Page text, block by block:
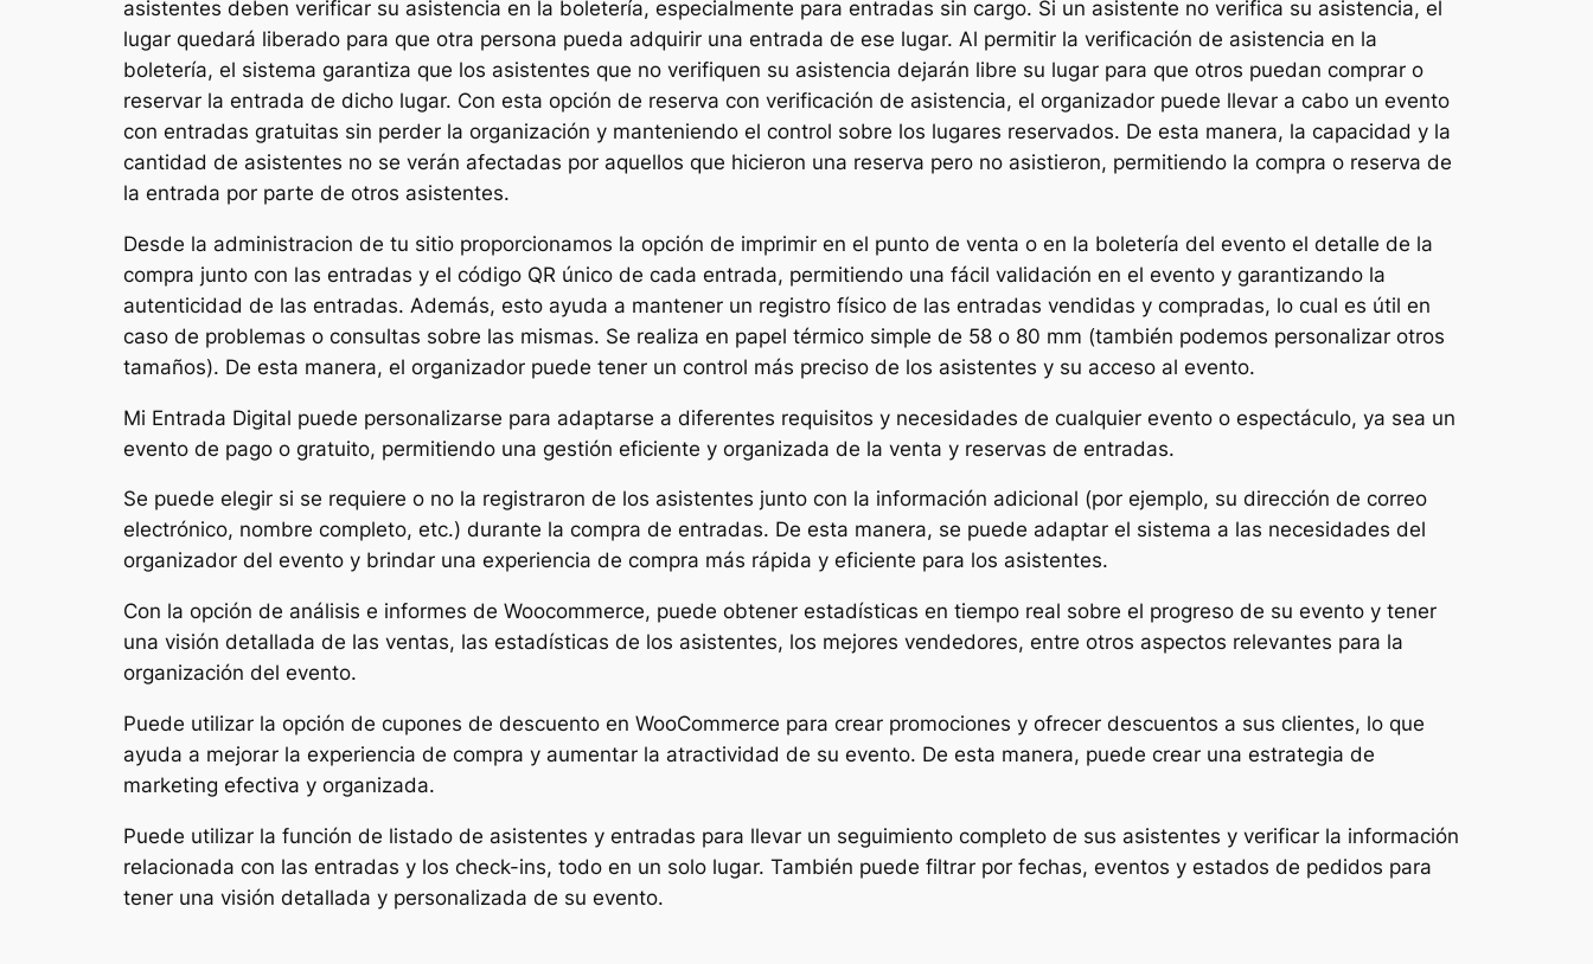
asistentes deben verificar su asistencia en la boletería, especialmente para entradas sin cargo. Si un asistente no verifica su asistencia, el
lugar quedará liberado para que otra persona pueda adquirir una entrada de ese lugar. Al permitir la verificación de asistencia en la
boletería, el sistema garantiza que los asistentes que no verifiquen su asistencia dejarán libre su lugar para que otros puedan comprar o
reservar la entrada de dicho lugar. Con esta opción de reserva con verificación de asistencia, el organizador puede llevar a cabo un evento
con entradas gratuitas sin perder la organización y manteniendo el control sobre los lugares reservados. De esta manera, la capacidad y la
cantidad de asistentes no se verán afectadas por aquellos que hicieron una reserva pero no asistieron, permitiendo la compra o reserva de
la entrada por parte de otros asistentes.
Desde la administracion de tu sitio proporcionamos la opción de imprimir en el punto de venta o en la boletería del evento el detalle de la
compra junto con las entradas y el código QR único de cada entrada, permitiendo una fácil validación en el evento y garantizando la
autenticidad de las entradas. Además, esto ayuda a mantener un registro físico de las entradas vendidas y compradas, lo cual es útil en
caso de problemas o consultas sobre las mismas. Se realiza en papel térmico simple de 58 o 80 mm (también podemos personalizar otros
tamaños). De esta manera, el organizador puede tener un control más preciso de los asistentes y su acceso al evento.
Mi Entrada Digital puede personalizarse para adaptarse a diferentes requisitos y necesidades de cualquier evento o espectáculo, ya sea un
evento de pago o gratuito, permitiendo una gestión eficiente y organizada de la venta y reservas de entradas.
Se puede elegir si se requiere o no la registraron de los asistentes junto con la información adicional (por ejemplo, su dirección de correo
electrónico, nombre completo, etc.) durante la compra de entradas. De esta manera, se puede adaptar el sistema a las necesidades del
organizador del evento y brindar una experiencia de compra más rápida y eficiente para los asistentes.
Con la opción de análisis e informes de Woocommerce, puede obtener estadísticas en tiempo real sobre el progreso de su evento y tener
una visión detallada de las ventas, las estadísticas de los asistentes, los mejores vendedores, entre otros aspectos relevantes para la
organización del evento.
Puede utilizar la opción de cupones de descuento en WooCommerce para crear promociones y ofrecer descuentos a sus clientes, lo que
ayuda a mejorar la experiencia de compra y aumentar la atractividad de su evento. De esta manera, puede crear una estrategia de
marketing efectiva y organizada.
Puede utilizar la función de listado de asistentes y entradas para llevar un seguimiento completo de sus asistentes y verificar la información
relacionada con las entradas y los check-ins, todo en un solo lugar. También puede filtrar por fechas, eventos y estados de pedidos para
tener una visión detallada y personalizada de su evento.